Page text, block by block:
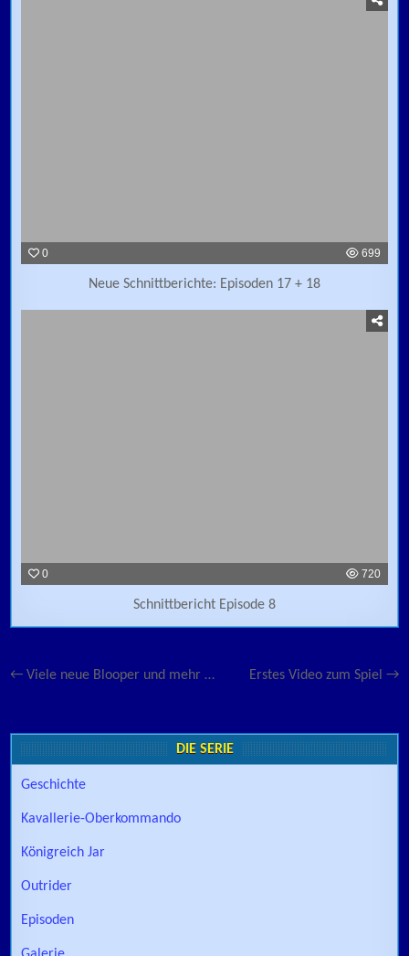
0 699
Neue Schnittberichte: Episoden 17 + 18
0 720
Schnittbericht Episode 8
Beitragsnavigation Erstes Video zum Spiel →
← Viele neue Blooper und mehr …
DIE SERIE
Geschichte
Kavallerie-Oberkommando
Königreich Jar
Outrider
Episoden